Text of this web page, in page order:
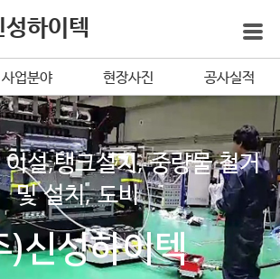
하이텍
사업분야 현장사진 공사실적
설,탱크설치, 중량물 철거
및 설치, 도비
)신성하이텍